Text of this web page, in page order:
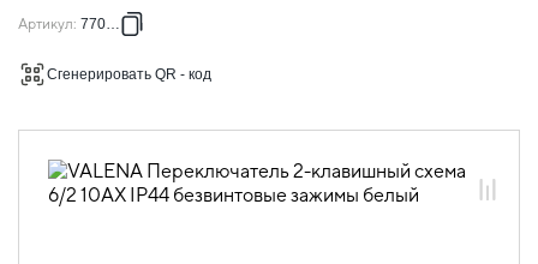
изделия скрытого монтажа VALENA
Артикул: 770098
Сгенерировать QR - код